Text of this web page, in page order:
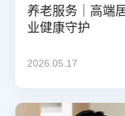
养老服务｜高端
业健康守护
2026.05.17